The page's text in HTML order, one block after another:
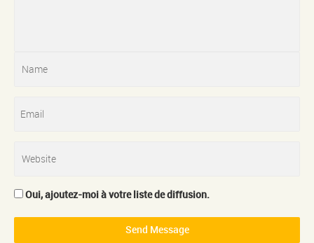
Oui, ajoutez-moi à votre liste de diffusion.